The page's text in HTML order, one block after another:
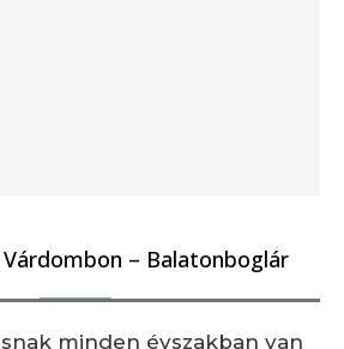
– Balatonboglár
minden évszakban van